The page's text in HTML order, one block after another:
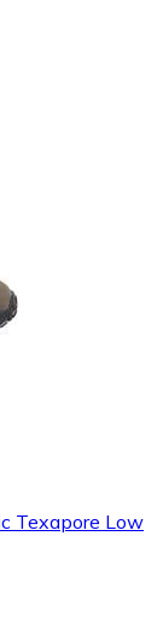
Texapore Low